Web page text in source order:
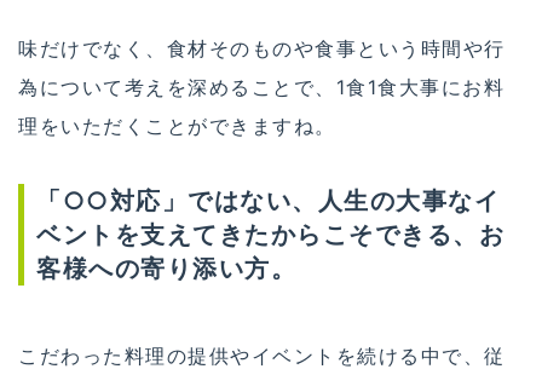
味だけでなく、食材そのものや食事という時間や行
為について考えを深めることで、1食1食大事にお料
理をいただくことができますね。
「○○対応」ではない、人生の大事なイ
ベントを支えてきたからこそできる、お
客様への寄り添い方。
こだわった料理の提供やイベントを続ける中で、従